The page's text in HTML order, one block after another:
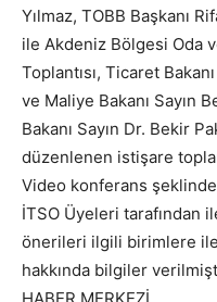
Yılmaz, TOBB Başkanı
ile Akdeniz Bölgesi Oda
Toplantısı, Ticaret
ve Maliye Bakanı Sayın
Bakanı Sayın Dr. Bekir
düzenlenen istişare
Video konferans
İTSO Üyeleri tarafından
önerileri ilgili birimlere
hakkında bilgiler